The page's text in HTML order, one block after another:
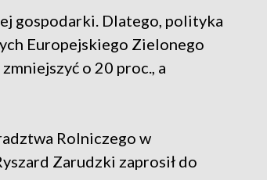
gospodarki. Dlatego, polityka
Europejskiego Zielonego
o 20 proc., a
Rolniczego w
Zarudzki zaprosił do